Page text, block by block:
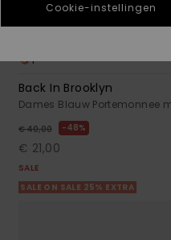
1
Back In Brooklyn
Dames Blauw Portemonnee
€ 40,00 48%
€ 21,00
SALE
SALE ON SALE 25% EXTRA
Cookie-instellingen